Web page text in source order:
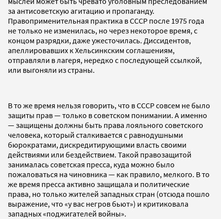
за антисоветскую агитацию и пропаганду.
Правоприменительная практика в СССР после 1975 года
не только не изменилась, но через некоторое время, с
концом разрядки, даже ужесточилась. Диссидентов,
апеллировавших к Хельсинкским соглашениям,
отправляли в лагеря, нередко с последующей ссылкой,
или выгоняли из страны.
В то же время нельзя говорить, что в СССР совсем не было
защиты прав — только в советском понимании. А именно
— защищены должны быть права лояльного советского
человека, который сталкивается с равнодушными
бюрократами, дискредитирующими власть своими
действиями или бездействием. Такой правозащитой
занималась советская пресса, куда можно было
пожаловаться на чиновника — как правило, мелкого. В то
же время пресса активно защищала и политические
права, но только жителей западных стран (отсюда пошло
выражение, что «у вас негров бьют») и критиковала
западных «поджигателей войны».